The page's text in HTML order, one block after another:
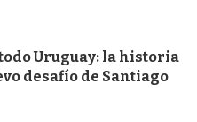
Uruguay: la historia
desafío de Santiago